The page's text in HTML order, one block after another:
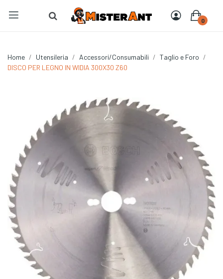
0
Home Utensileria Accessori/Consumabili
Taglio e Foro
DISCO PER LEGNO IN WIDIA 300X30 Z60